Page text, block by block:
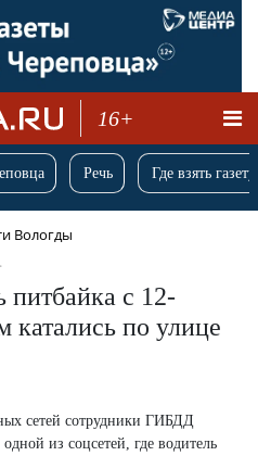
16+
Речь Где взять
Вологды
питбайка с 12-
катались по улице
сетей сотрудники ГИБДД
из соцсетей, где водитель